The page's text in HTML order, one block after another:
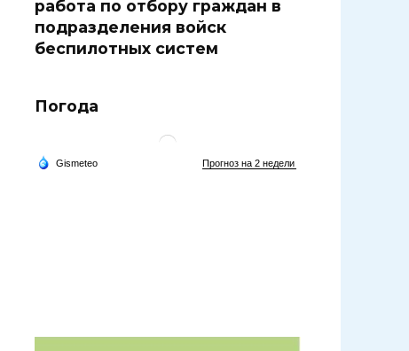
работа по отбору граждан в
подразделения войск
беспилотных систем
Погода